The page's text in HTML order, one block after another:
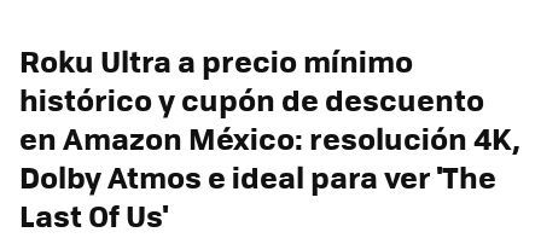
Roku Ultra a precio mínimo
histórico y cupón de descuento
en Amazon México: resolución 4K,
Dolby Atmos e ideal para ver 'The
Last Of Us'